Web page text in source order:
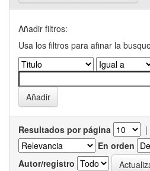
Añadir filtros:
Usa los filtros para afinar la
Resultados por página |
En orden
Autor/registro